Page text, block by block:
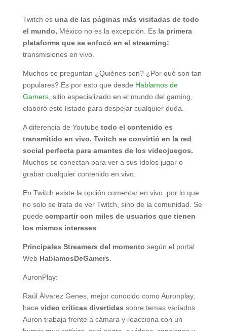
Twitch esuna de las páginas más visitadas de todo
el mundo, México no es la excepción. Es la primera
plataforma que se enfocó en el streaming;
transmisiones en vivo.
Muchos se preguntan ¿Quiénes son? ¿Por qué son tan
populares? Es por esto que desde Hablamos de
Gamers, sitio especializado en el mundo del gaming,
elaboró este listado para despejar cualquier duda.
A diferencia de Youtube todo el contenido es
transmitido en vivo. Twitch se convirtió en la red
social perfecta para amantes de los videojuegos.
Muchos se conectan para ver a sus ídolos jugar o
grabar cualquier contenido en vivo.
En Twitch existe la opción comentar en vivo, por lo que
no solo se trata de ver Twitch, sino de la comunidad. Se
puede compartir con miles de usuarios que tienen
los mismos intereses.
Principales Streamers del momento según el portal
Web HablamosDeGamers.
AuronPlay:
Raúl Álvarez Genes, mejor conocido como Auronplay,
hace video críticas divertidas sobre temas variados.
Auron trabaja frente a cámara y reacciona con un